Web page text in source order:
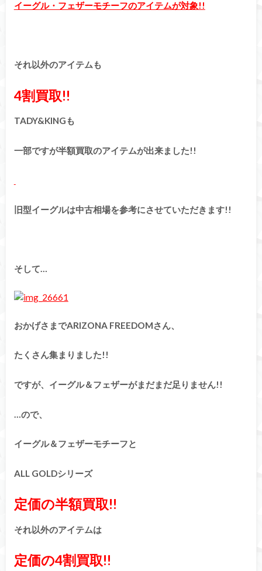
イーグル・フェザーモチーフのアイテムが対象!!
それ以外のアイテムも
4割買取!!
TADY&KINGも
一部ですが半額買取のアイテムが出来ました!!
旧型イーグルは中古相場を参考にさせていただきます!!
そして…
おかげさまでARIZONA FREEDOMさん、
たくさん集まりました!!
ですが、イーグル＆フェザーがまだまだ足りません!!
…ので、
イーグル＆フェザーモチーフと
ALL GOLDシリーズ
定価の半額買取!!
それ以外のアイテムは
定価の4割買取!!